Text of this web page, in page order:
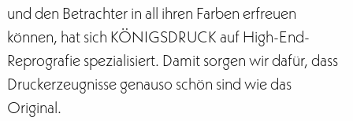
und den Betrachter in all ihren Farben erfreuen
können, hat sich KÖNIGSDRUCK auf High-End-
Reprografie spezialisiert. Damit sorgen wir dafür, dass
Druckerzeugnisse genauso schön sind wie das
Original.